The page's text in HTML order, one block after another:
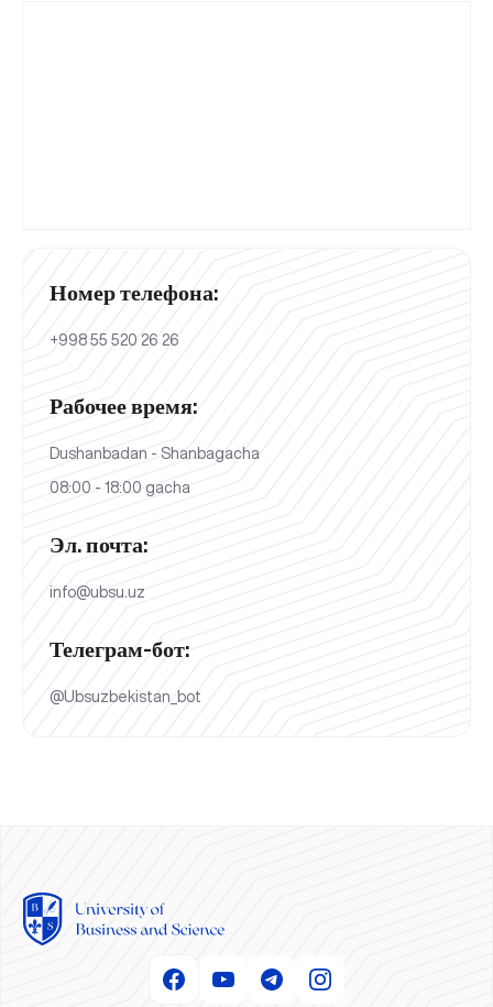
Номер телефона:
+998 55 520 26 26
Рабочее время:
Dushanbadan - Shanbagacha
08:00 - 18:00 gacha
Эл. почта:
info@ubsu.uz
Телеграм-бот:
@Ubsuzbekistan_bot